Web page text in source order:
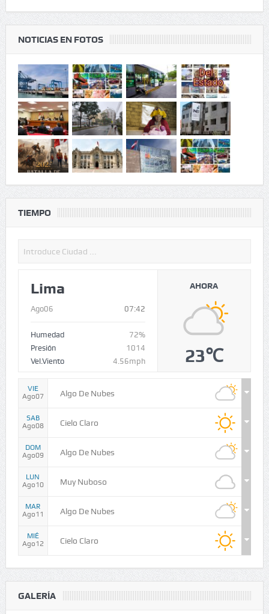
NOTICIAS EN FOTOS
TIEMPO
Lima
Ago06 07:42
Humedad
72%
Presión
1014
Vel.Viento
4.56mph
AHORA
23℃
VIE
Ago07
Algo De Nubes
SAB
Ago08
Cielo Claro
DOM
Ago09
Algo De Nubes
LUN
Ago10
Muy Nuboso
MAR
Ago11
Algo De Nubes
MIÉ
Ago12
Cielo Claro
GALERÍA